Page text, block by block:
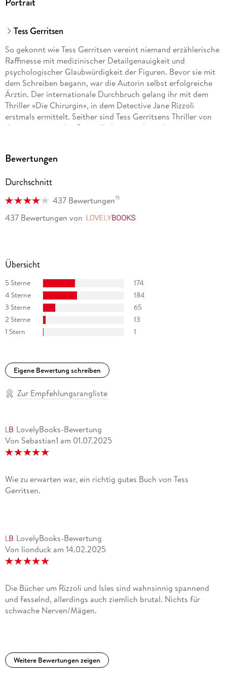
Tess Gerritsen
So gekonnt wie Tess Gerritsen vereint niemand erzählerische
Raffinesse mit medizinischer Detailgenauigkeit und
psychologischer Glaubwürdigkeit der Figuren. Bevor sie mit
dem Schreiben begann, war die Autorin selbst erfolgreiche
Ärztin. Der internationale Durchbruch gelang ihr mit dem
Thriller »Die Chirurgin«, in dem Detective Jane Rizzoli
erstmals ermittelt. Seither sind Tess Gerritsens Thriller von
den internationalen Bestsellerlisten nicht mehr
Bewertungen
Durchschnitt
437 Bewertungen15
437 Bewertungen von
Übersicht
5 Sterne
174
4 Sterne
184
3 Sterne
65
2 Sterne
13
1 Stern
1
Eigene Bewertung schreiben
Zur Empfehlungsrangliste
LovelyBooks-Bewertung
Von Sebastian1 am 01.07.2025
Wie zu erwarten war, ein richtig gutes Buch von Tess
Gerritsen.
LovelyBooks-Bewertung
Von lionduck am 14.02.2025
Die Bücher um Rizzoli und Isles sind wahnsinnig spannend
und fesselnd, allerdings auch ziemlich brutal. Nichts für
schwache Nerven/Mägen.
Weitere Bewertungen zeigen